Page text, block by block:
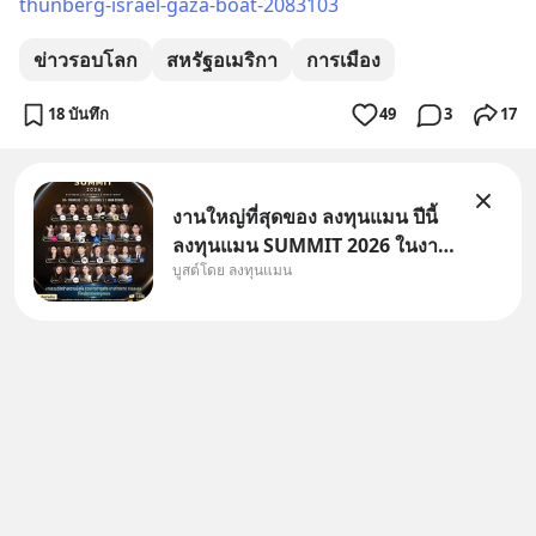
ข่าวรอบโลก สหรัฐอเมริกา การเมือง
18 บันทึก 49 3 17
งานใหญ่ที่สุดของ ลงทุนแมน ปีนี้
ลงทุนแมน SUMMIT 2026 ในงาน
นี้จะมีเจ้าของธุรกิจ Dr.PONG,
บูสต์โดย ลงทุนแมน